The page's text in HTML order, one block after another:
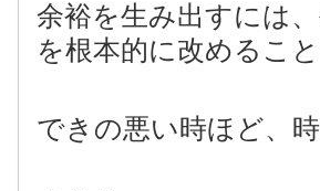
余裕を生み出すには
を根本的に改めるこ
できの悪い時ほど、